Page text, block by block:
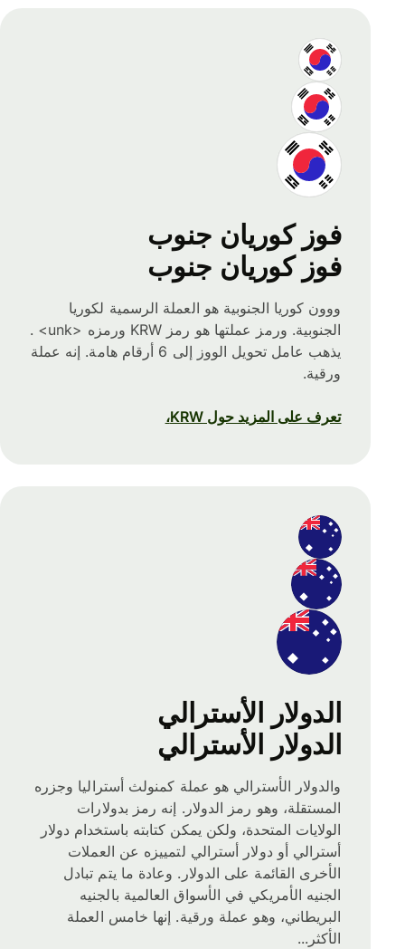
فوز كوريان جنوب
فوز كوريان جنوب
ووون كوريا الجنوبية هو العملة الرسمية لكوريا
الجنوبية. ورمز عملتها هو رمز KRW ورمزه <unk> .
يذهب عامل تحويل الووز إلى 6 أرقام هامة. إنه عملة
ورقية.
تعرف على المزيد حول KRW،
الدولار الأسترالي
الدولار الأسترالي
والدولار الأسترالي هو عملة كمنولث أستراليا وجزره
المستقلة، وهو رمز الدولار. إنه رمز بدولارات
الولايات المتحدة، ولكن يمكن كتابته باستخدام دولار
أسترالي أو دولار أسترالي لتمييزه عن العملات
الأخرى القائمة على الدولار. وعادة ما يتم تبادل
الجنيه الأمريكي في الأسواق العالمية بالجنيه
البريطاني، وهو عملة ورقية. إنها خامس العملة
الأكثر...